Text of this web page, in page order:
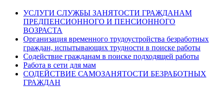
УСЛУГИ СЛУЖБЫ ЗАНЯТОСТИ ГРАЖДАНАМ
ПРЕДПЕНСИОННОГО И ПЕНСИОННОГО
ВОЗРАСТА
Организация временного трудоустройства безработных
граждан, испытывающих трудности в поиске работы
Содействие гражданам в поиске подходящей работы
Работа в сети для мам
СОДЕЙСТВИЕ САМОЗАНЯТОСТИ БЕЗРАБОТНЫХ
ГРАЖДАН